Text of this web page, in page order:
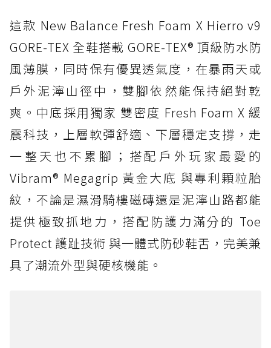
這款 New Balance Fresh Foam X Hierro v9
GORE-TEX 全鞋搭載 GORE-TEX® 頂級防水防
風薄膜，同時保有優異透氣度，在暴雨天或
戶外泥濘山徑中，雙腳依然能保持絕對乾
爽。中底採用獨家 雙密度 Fresh Foam X 緩
震科技，上層軟彈舒適、下層穩定支撐，走
一整天也不累腳；搭配戶外玩家最愛的
Vibram® Megagrip 黃金大底 與專利顆粒胎
紋，不論是濕滑騎樓磁磚還是泥濘山路都能
提供極致抓地力，搭配防護力滿分的 Toe
Protect 護趾技術 與一體式防砂鞋舌，完美兼
具了潮流外型與硬核機能。